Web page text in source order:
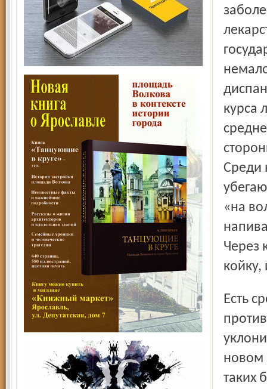
курса
Среди
«на
Через
койку,
Есть среди пациентов, состоящих на учете в
новом
таких